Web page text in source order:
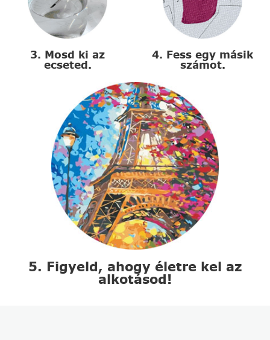
3. Mosd ki az
ecseted.
4. Fess egy másik
számot.
5. Figyeld, ahogy életre kel az
alkotásod!